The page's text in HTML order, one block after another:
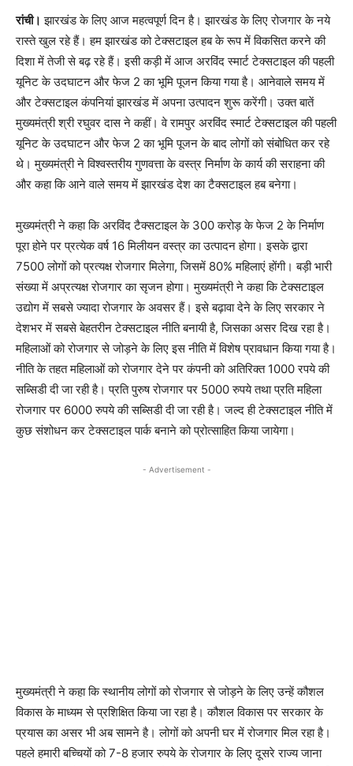
रांची। झारखंड के लिए आज महत्वपूर्ण दिन है। झारखंड के लिए रोजगार के नये
रास्ते खुल रहे हैं। हम झारखंड को टेक्सटाइल हब के रूप में विकसित करने की
दिशा में तेजी से बढ़ रहे हैं। इसी कड़ी में आज अरविंद स्मार्ट टेक्सटाइल की पहली
यूनिट के उदघाटन और फेज 2 का भूमि पूजन किया गया है। आनेवाले समय में
और टेक्सटाइल कंपनियां झारखंड में अपना उत्पादन शुरू करेंगी। उक्त बातें
मुख्यमंत्री श्री रघुवर दास ने कहीं। वे रामपुर अरविंद स्मार्ट टेक्सटाइल की पहली
यूनिट के उदघाटन और फेज 2 का भूमि पूजन के बाद लोगों को संबोधित कर रहे
थे। मुख्यमंत्री ने विश्वस्तरीय गुणवत्ता के वस्त्र निर्माण के कार्य की सराहना की
और कहा कि आने वाले समय में झारखंड देश का टैक्सटाइल हब बनेगा।
मुख्यमंत्री ने कहा कि अरविंद टैक्सटाइल के 300 करोड़ के फेज 2 के निर्माण
पूरा होने पर प्रत्येक वर्ष 16 मिलीयन वस्त्र का उत्पादन होगा। इसके द्वारा
7500 लोगों को प्रत्यक्ष रोजगार मिलेगा, जिसमें 80% महिलाएं होंगी। बड़ी भारी
संख्या में अप्रत्यक्ष रोजगार का सृजन होगा। मुख्यमंत्री ने कहा कि टेक्सटाइल
उद्योग में सबसे ज्यादा रोजगार के अवसर हैं। इसे बढ़ावा देने के लिए सरकार ने
देशभर में सबसे बेहतरीन टेक्सटाइल नीति बनायी है, जिसका असर दिख रहा है।
महिलाओं को रोजगार से जोड़ने के लिए इस नीति में विशेष प्रावधान किया गया है।
नीति के तहत महिलाओं को रोजगार देने पर कंपनी को अतिरिक्त 1000 रपये की
सब्सिडी दी जा रही है। प्रति पुरुष रोजगार पर 5000 रुपये तथा प्रति महिला
रोजगार पर 6000 रुपये की सब्सिडी दी जा रही है। जल्द ही टेक्सटाइल नीति में
कुछ संशोधन कर टेक्सटाइल पार्क बनाने को प्रोत्साहित किया जायेगा।
- Advertisement -
मुख्यमंत्री ने कहा कि स्थानीय लोगों को रोजगार से जोड़ने के लिए उन्हें कौशल
विकास के माध्यम से प्रशिक्षित किया जा रहा है। कौशल विकास पर सरकार के
प्रयास का असर भी अब सामने है। लोगों को अपनी घर में रोजगार मिल रहा है।
पहले हमारी बच्चियों को 7-8 हजार रुपये के रोजगार के लिए दूसरे राज्य जाना